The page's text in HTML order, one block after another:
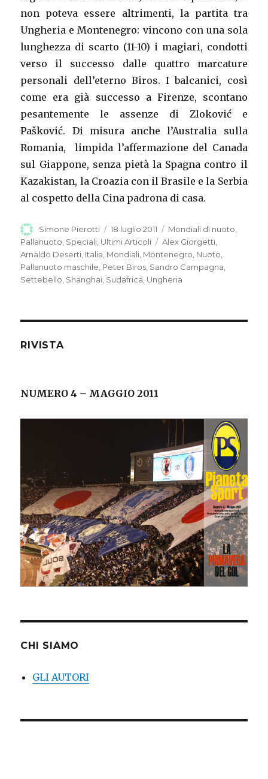
non poteva essere altrimenti, la partita tra
Ungheria e Montenegro: vincono con una sola
lunghezza di scarto (11-10) i magiari, condotti
verso il successo dalle quattro marcature
personali dell’eterno Biros. I balcanici, così
come era già successo a Firenze, scontano
pesantemente le assenze di Zloković e
Pašković. Di misura anche l’Australia sulla
Romania, limpida l’affermazione del Canada
sul Giappone, senza pietà la Spagna contro il
Kazakistan, la Croazia con il Brasile e la Serbia
al cospetto della Cina padrona di casa.
Autore
Simone Pierotti
Pubblicato
il
18 luglio 2011 Categorie
Mondiali di nuoto
Pallanuoto Speciali Ultimi Articoli Tag
Alex Giorgetti
Arnaldo Deserti Italia Mondiali Montenegro Nuoto
Pallanuoto maschile Peter Biros Sandro Campagna
Settebello Shanghai Sudafrica Ungheria
RIVISTA
NUMERO 4 – MAGGIO 2011
CHI SIAMO
GLI AUTORI